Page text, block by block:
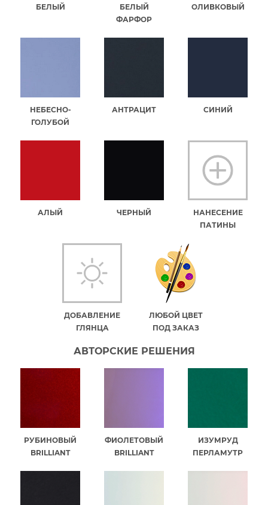
БЕЛЫЙ
БЕЛЫЙ
ФАРФОР
ОЛИВКОВЫЙ
НЕБЕСНО-
ГОЛУБОЙ
АНТРАЦИТ СИНИЙ
АЛЫЙ ЧЕРНЫЙ
НАНЕСЕНИЕ
ПАТИНЫ
ДОБАВЛЕНИЕ
ГЛЯНЦА
ЛЮБОЙ ЦВЕТ
ПОД ЗАКАЗ
АВТОРСКИЕ РЕШЕНИЯ
РУБИНОВЫЙ
BRILLIANT
ФИОЛЕТОВЫЙ
BRILLIANT
ИЗУМРУД
ПЕРЛАМУТР